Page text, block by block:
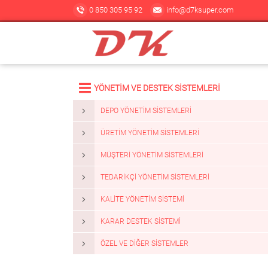
0 850 305 95 92 info@d7ksuper.com
YÖNETİM VE DESTEK SİSTEMLERİ
DEPO YÖNETIM SISTEMLERI
ÜRETIM YÖNETIM SISTEMLERI
MÜŞTERI YÖNETIM SISTEMLERI
TEDARIKÇI YÖNETIM SISTEMLERI
KALITE YÖNETIM SISTEMI
KARAR DESTEK SISTEMI
ÖZEL VE DIĞER SISTEMLER